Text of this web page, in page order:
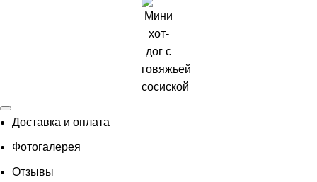
Доставка и оплата
Фотогалерея
Отзывы